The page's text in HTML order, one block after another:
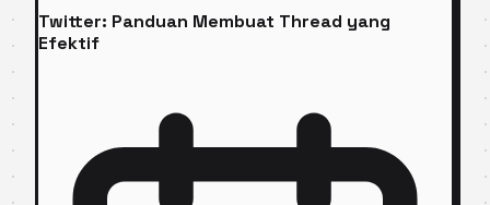
Twitter: Panduan Membuat Thread yang
Efektif